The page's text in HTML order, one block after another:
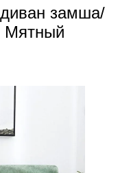
замша/
Мятный